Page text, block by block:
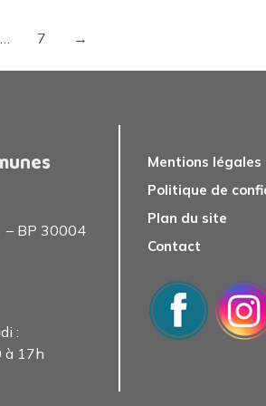
… 7 →
– BP 30004
:
à 17h
Mentions légales
Politique de
Plan du site
Contact